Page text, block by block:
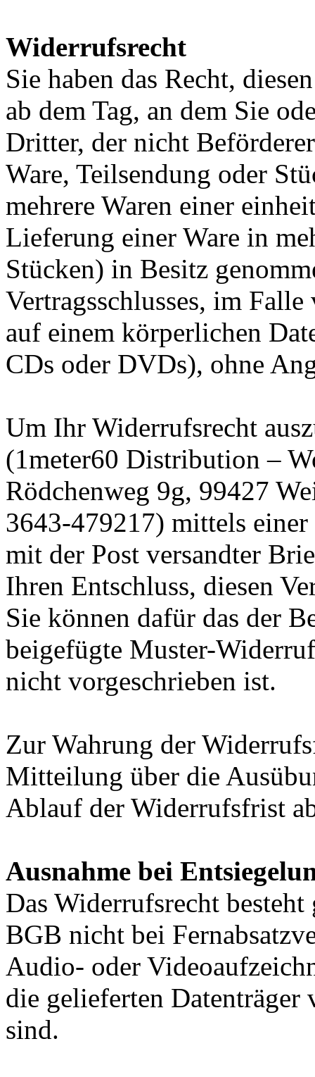
Widerrufsrecht
Sie haben das Recht,
ab dem Tag, an dem Sie
Dritter, der nicht
Ware, Teilsendung oder
mehrere Waren einer
Lieferung einer Ware in
Stücken) in Besitz
Vertragsschlusses, im
auf einem körperlichen
CDs oder DVDs), ohne
Um Ihr Widerrufsrecht
(1meter60 Distribution –
Rödchenweg 9g, 99427
3643-479217) mittels
mit der Post versandter
Ihren Entschluss, diesen
Sie können dafür das der
beigefügte Muster-
nicht vorgeschrieben ist.
Zur Wahrung der
Mitteilung über die
Ablauf der Widerrufsfrist
Ausnahme bei
Das Widerrufsrecht
BGB nicht bei
Audio- oder
die gelieferten
sind.